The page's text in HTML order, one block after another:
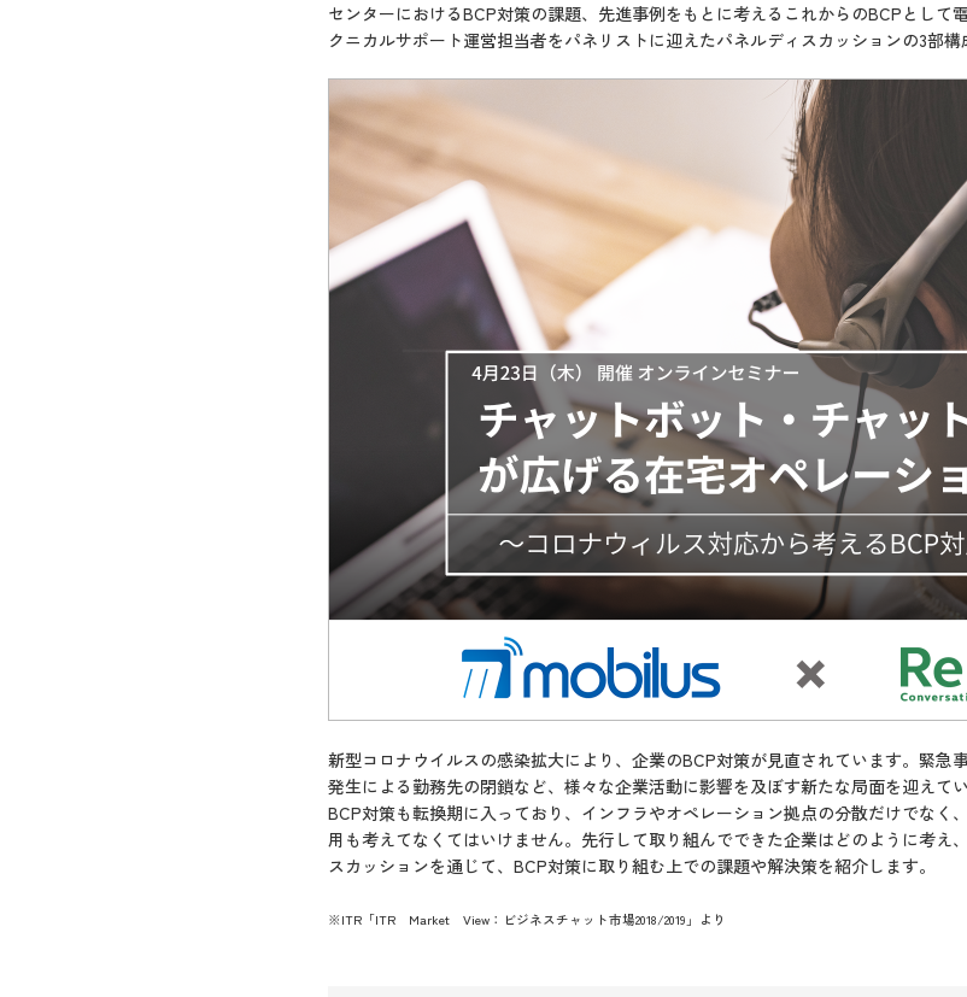
センターにおけるBCP対策の課題、先進事例をもとに考えるこれからのBCPとして
クニカルサポート運営担当者をパネリストに迎えたパネルディスカッションの3部構
新型コロナウイルスの感染拡大により、企業のBCP対策が見直されています。緊急
発生による勤務先の閉鎖など、様々な企業活動に影響を及ぼす新たな局面を迎えて
BCP対策も転換期に入っており、インフラやオペレーション拠点の分散だけでなく
用も考えてなくてはいけません。先行して取り組んでできた企業はどのように考え
スカッションを通じて、BCP対策に取り組む上での課題や解決策を紹介します。
※ITR「ITR Market View：ビジネスチャット市場2018/2019」より